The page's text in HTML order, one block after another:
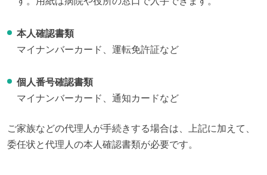
本人確認書類
マイナンバーカード、運転免許証など
個人番号確認書類
マイナンバーカード、通知カードなど
ご家族などの代理人が手続きする場合は、上記に加えて、
委任状と代理人の本人確認書類が必要です。